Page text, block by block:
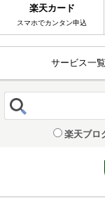
楽天カード
スマホでカンタン申込
サービス一覧
楽天ブロ